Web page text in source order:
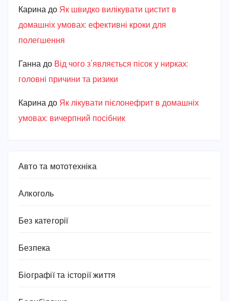
Карина до Як швидко вилікувати цистит в
домашніх умовах: ефективні кроки для
полегшення
Ганна до Від чого з’являється пісок у нирках:
головні причини та ризики
Карина до Як лікувати пієлонефрит в домашніх
умовах: вичерпний посібник
Авто та мототехніка
Алкоголь
Без категорії
Безпека
Біографії та історії життя